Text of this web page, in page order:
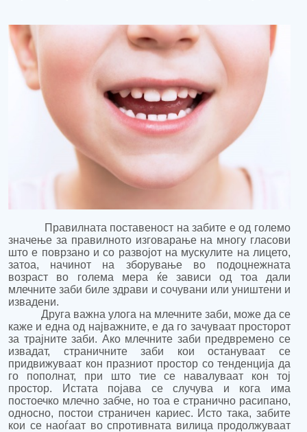
Правилната поставеност на забите е од големо
значење за правилното изговарање на многу гласови
што е поврзано и со развојот на мускулите на лицето,
затоа, начинот на зборување во подоцнежната
возраст во голема мера ќе зависи од тоа дали
млечните заби биле здрави и сочувани или уништени и
извадени.
Друга важна улога на млечните заби, може да се
каже и една од најважните,е да го зачуваат просторот
за трајните заби. Ако млечните заби предвремено се
извадат, страничните заби кои остануваат се
придвижуваат кон празниот простор со тенденција да
го пополнат, при што тие се навалуваат кон тој
простор. Истата појава се случува и кога има
постоечко млечно забче, но тоа е странично расипано,
односно, постои страничен кариес. Исто така, забите
кои се наоѓаат во спротивната вилица продолжуваат